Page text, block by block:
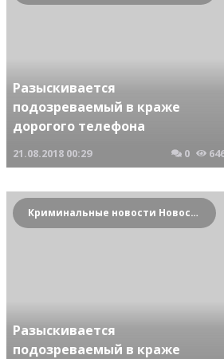
Разыскивается
подозреваемый в краже
дорогого телефона
21.08.2018 00:29 0
Криминальные новости Новосибирска и Сибирского региона
Разыскивается
подозреваемый в краже